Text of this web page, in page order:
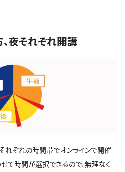
夜それぞれ開講
れぞれの時間帯でオンラインで開催
て時間が選択できるので、無理なく